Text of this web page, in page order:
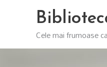
Cele mai frumoase